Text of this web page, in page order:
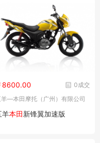
0成交
8600.00
羊—本田摩托（广州）有限公司
羊本田新锋翼加速版